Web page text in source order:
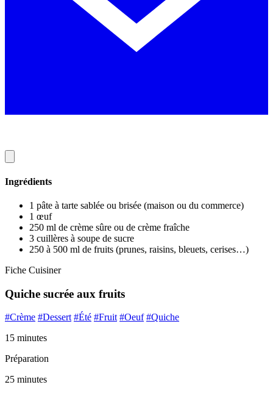
Ingrédients
1 pâte à tarte sablée ou brisée (maison ou du commerce)
1 œuf
250 ml de crème sûre ou de crème fraîche
3 cuillères à soupe de sucre
250 à 500 ml de fruits (prunes, raisins, bleuets, cerises…)
Fiche Cuisiner
Quiche sucrée aux fruits
#Crème #Dessert #Été #Fruit #Oeuf #Quiche
15 minutes
Préparation
25 minutes